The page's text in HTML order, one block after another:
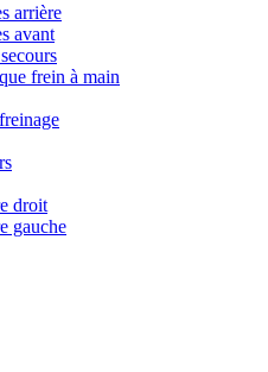
arrière
avant
frein à main
droit
gauche